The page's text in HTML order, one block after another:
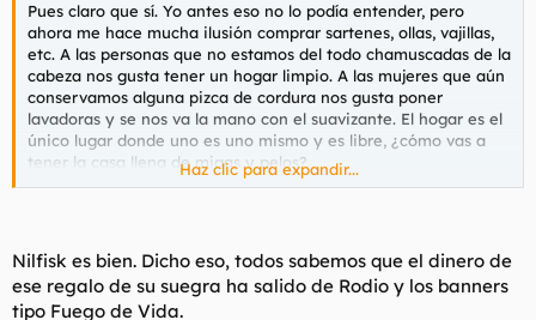
Pues claro que sí. Yo antes eso no lo podía entender, pero
ahora me hace mucha ilusión comprar sartenes, ollas, vajillas,
etc. A las personas que no estamos del todo chamuscadas de la
cabeza nos gusta tener un hogar limpio. A las mujeres que aún
conservamos alguna pizca de cordura nos gusta poner
lavadoras y se nos va la mano con el suavizante. El hogar es el
único lugar donde uno es uno mismo y es libre, ¿cómo vas a
tener la casa llena de migas y pelos?
una frecuencia de 1 limpieza cada 15 días ya estaba bien, que
total, la casa tampoco se iba a ensuciar tanto.
Haz clic para expandir...
Nilfisk es bien. Dicho eso, todos sabemos que el dinero de
ese regalo de su suegra ha salido de Rodio y los banners
tipo Fuego de Vida.